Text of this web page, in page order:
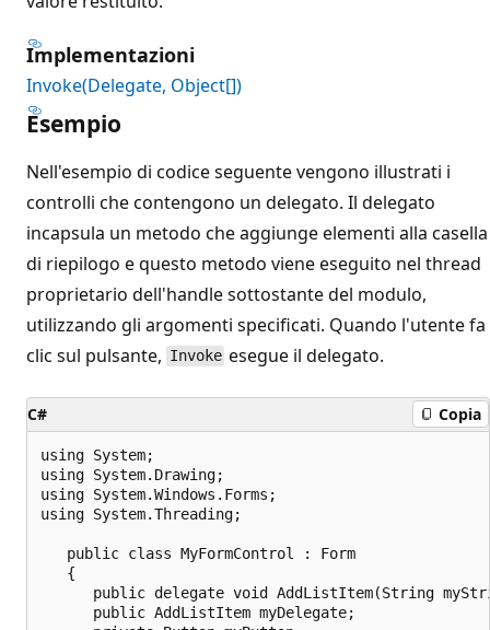
Implementazioni
Invoke(Delegate, Object[])
Esempio
Nell'esempio di codice seguente vengono illustrati i
controlli che contengono un delegato. Il delegato
incapsula un metodo che aggiunge elementi alla casella
di riepilogo e questo metodo viene eseguito nel thread
proprietario dell'handle sottostante del modulo,
utilizzando gli argomenti specificati. Quando l'utente fa
clic sul pulsante, Invoke esegue il delegato.
C# Copia
using System;
using System.Drawing;
using System.Windows.Forms;
using System.Threading;
   public class MyFormControl : Form
   {
public delegate void AddListItem(String
      public AddListItem myDelegate;